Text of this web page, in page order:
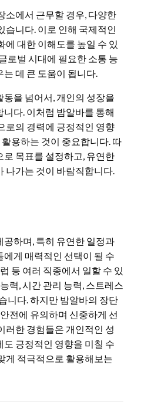
소에서 근무할 경우, 다양한
습니다. 이로 인해 국제적인
에 대한 이해도를 높일 수 있
로벌 시대에 필요한 소통 능
데 큰 도움이 됩니다.
을 넘어서, 개인의 성장을
다. 이처럼 밤알바를 통해
로의 경력에 긍정적인 영향
용하는 것이 중요합니다. 따
목표를 설정하고, 유연한
나가는 것이 바람직합니다.
하며, 특히 유연한 일정과
게 매력적인 선택이 될 수
등 여러 직종에서 일할 수 있
력, 시간 관리 능력, 스트레스
니다. 하지만 밤알바의 장단
전에 유의하며 신중하게 선
러한 경험들은 개인적인 성
긍정적인 영향을 미칠 수
게 적극적으로 활용해보는